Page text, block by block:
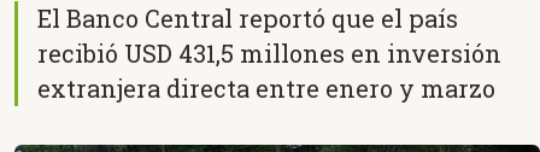
El Banco Central reportó que el país
recibió USD 431,5 millones en inversión
extranjera directa entre enero y marzo